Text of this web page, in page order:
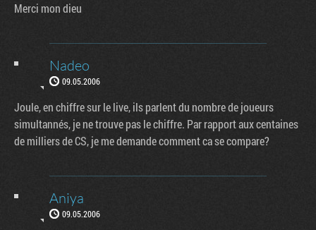
Merci mon dieu
Nadeo
09.05.2006
Joule, en chiffre sur le live, ils parlent du nombre de joueurs
simultannés, je ne trouve pas le chiffre. Par rapport aux centaines
de milliers de CS, je me demande comment ca se compare?
Aniya
09.05.2006